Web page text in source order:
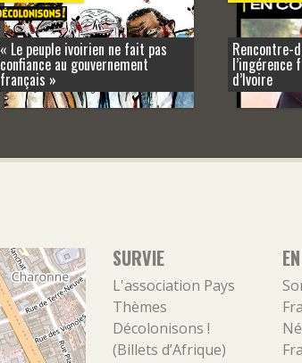
« Le peuple ivoirien ne fait pas
confiance au gouvernement
français »
Rencontre-
l’ingérence
d’Ivoire
SURVIE
L'association Pays
Thèmes
Décolonisons !
(Billets d’Afrique)